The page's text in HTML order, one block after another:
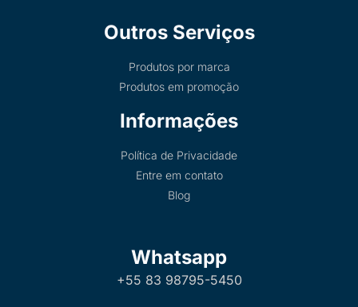
Outros Serviços
Produtos por marca
Produtos em promoção
Informações
Política de Privacidade
Entre em contato
Blog
Whatsapp
+55 83 98795-5450